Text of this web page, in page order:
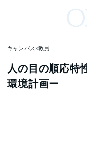
キャンパス×教員
人の目の順応特
環境計画ー